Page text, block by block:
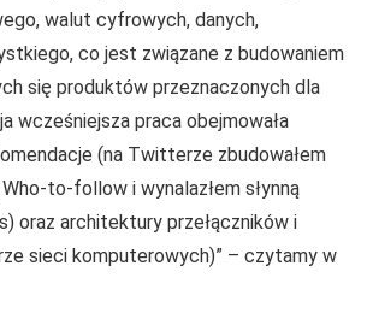
walut cyfrowych, danych,
co jest związane z budowaniem
się produktów przeznaczonych dla
wcześniejsza praca obejmowała
(na Twitterze zbudowałem
to-follow i wynalazłem słynną
oraz architektury przełączników i
sieci komputerowych)” – czytamy w